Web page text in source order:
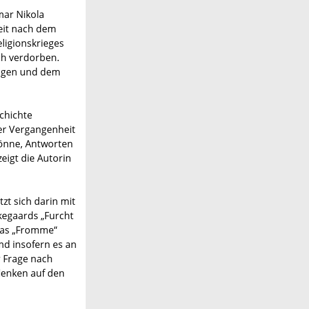
Nikola
nach dem
verdorben.
und dem
Vergangenheit
Antworten
die Autorin
sich darin mit
„Furcht
„Fromme“
insofern es an
nach
auf den